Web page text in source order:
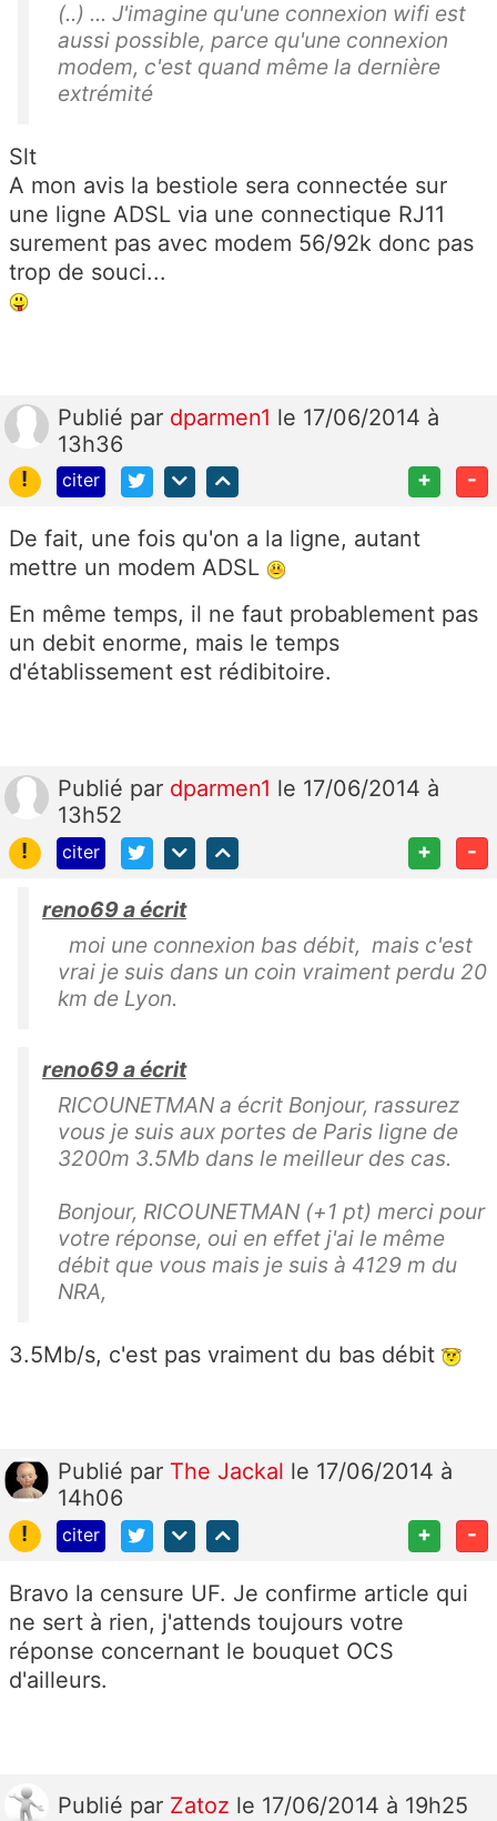
(..) ... J'imagine qu'une connexion wifi est
aussi possible, parce qu'une connexion
modem, c'est quand même la dernière
extrémité
Slt
A mon avis la bestiole sera connectée sur
une ligne ADSL via une connectique RJ11
surement pas avec modem 56/92k donc pas
trop de souci...
Publié par dparmen1 le 17/06/2014 à
13h36
!
citer + -
De fait, une fois qu'on a la ligne, autant
mettre un modem ADSL
En même temps, il ne faut probablement pas
un debit enorme, mais le temps
d'établissement est rédibitoire.
Publié par dparmen1 le 17/06/2014 à
13h52
!
citer + -
reno69 a écrit
moi une connexion bas débit, mais c'est
vrai je suis dans un coin vraiment perdu 20
km de Lyon.
reno69 a écrit
RICOUNETMAN a écrit Bonjour, rassurez
vous je suis aux portes de Paris ligne de
3200m 3.5Mb dans le meilleur des cas.
Bonjour, RICOUNETMAN (+1 pt) merci pour
votre réponse, oui en effet j'ai le même
débit que vous mais je suis à 4129 m du
NRA,
3.5Mb/s, c'est pas vraiment du bas débit
Publié par The Jackal le 17/06/2014 à
14h06
!
citer + -
Bravo la censure UF. Je confirme article qui
ne sert à rien, j'attends toujours votre
réponse concernant le bouquet OCS
d'ailleurs.
Publié par Zatoz le 17/06/2014 à 19h25